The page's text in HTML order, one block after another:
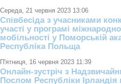
Середа, 21 червня 2023 13:06
Співбесіда з учасниками
участі у програмі
мобільності у Поморській
Республіка Польща
П'ятниця, 16 червня 2023 11:39
Онлайн-зустріч з
Послом Республіки Ірландія